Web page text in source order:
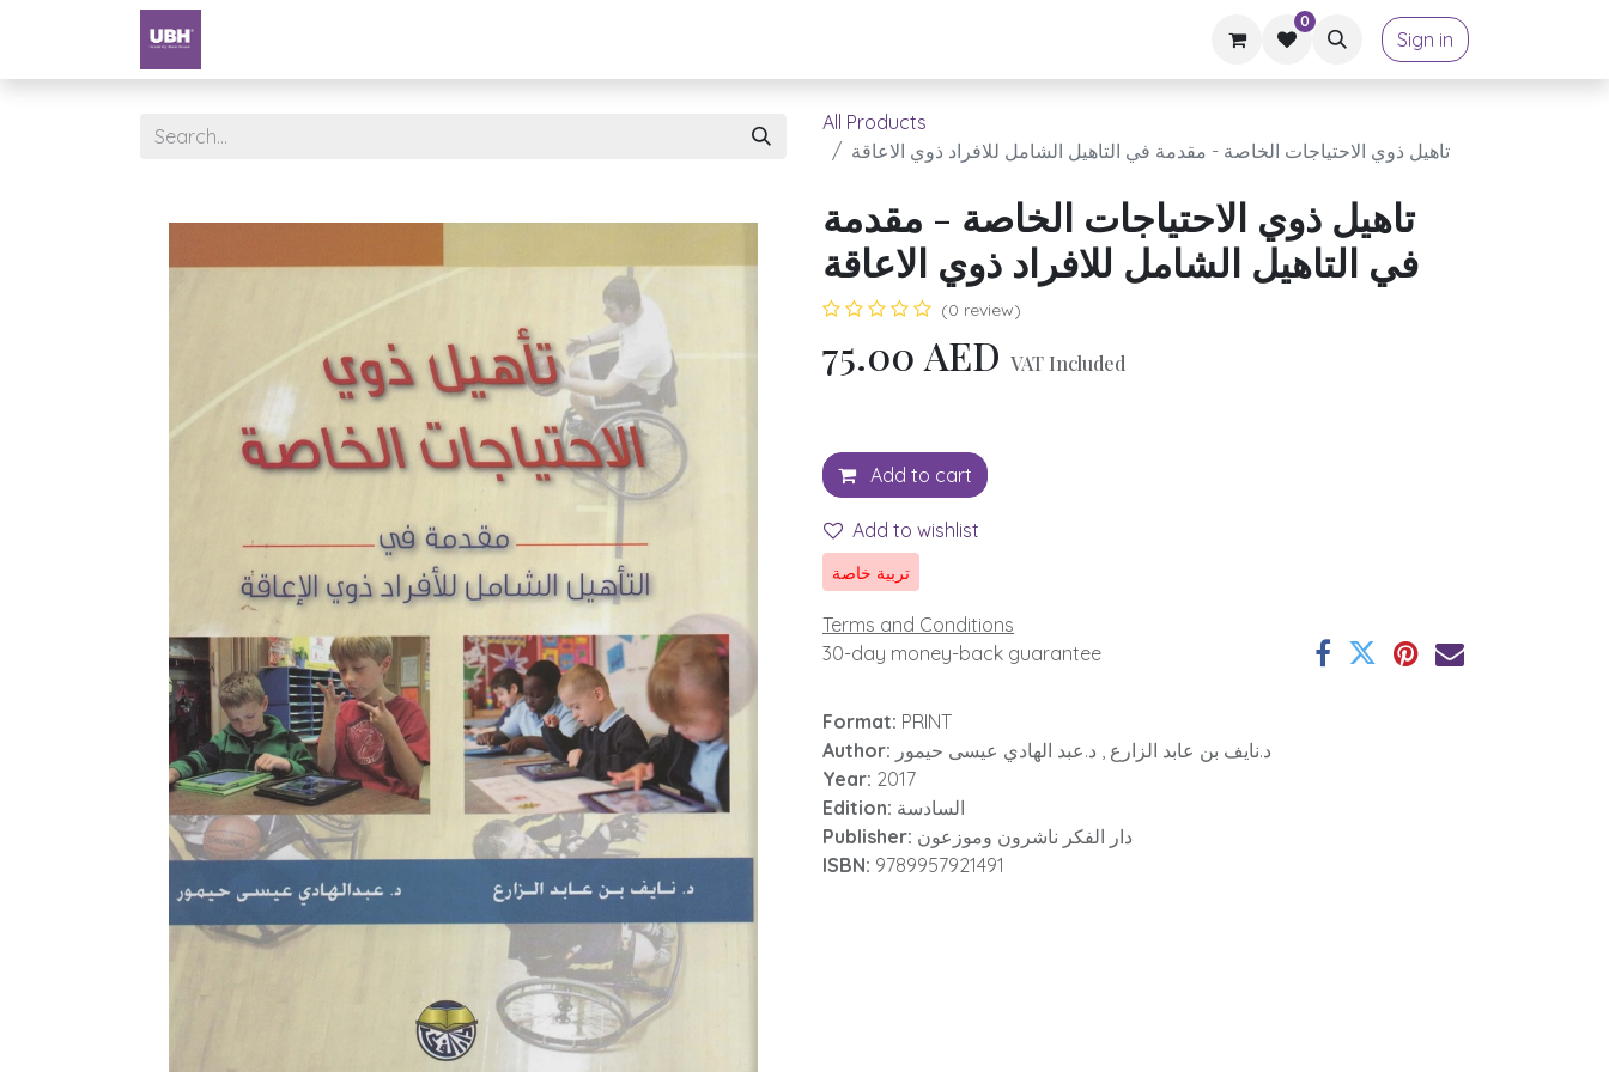
0
Sign in
All Products
تاهيل ذوي الاحتياجات الخاصة - مقدمة في التاهيل الشامل للافراد ذوي الاعاقة
تاهيل ذوي الاحتياجات الخاصة - مقدمة
في التاهيل الشامل للافراد ذوي الاعاقة
(0 review)
75.00 AED VAT Included
Add to cart
Add to wishlist
تربية خاصة
Terms and Conditions
30-day money-back guarantee
Format: PRINT
Author: د.نايف بن عابد الزارع , د.عبد الهادي عيسى حيمور
Year: 2017
Edition: السادسة
Publisher: دار الفكر ناشرون وموزعون
ISBN: 9789957921491